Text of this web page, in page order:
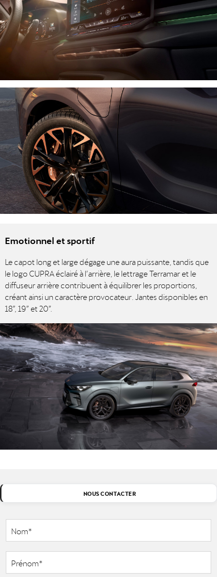
Emotionnel et sportif
Le capot long et large dégage une aura puissante, tandis que
le logo CUPRA éclairé à l’arrière, le lettrage Terramar et le
diffuseur arrière contribuent à équilibrer les proportions,
créant ainsi un caractère provocateur. Jantes disponibles en
18”, 19” et 20”.
NOUS CONTACTER